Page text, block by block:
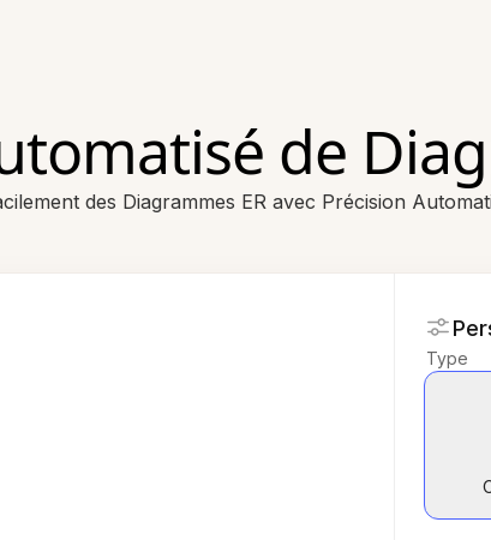
de
des Diagrammes ER avec Précision
Type